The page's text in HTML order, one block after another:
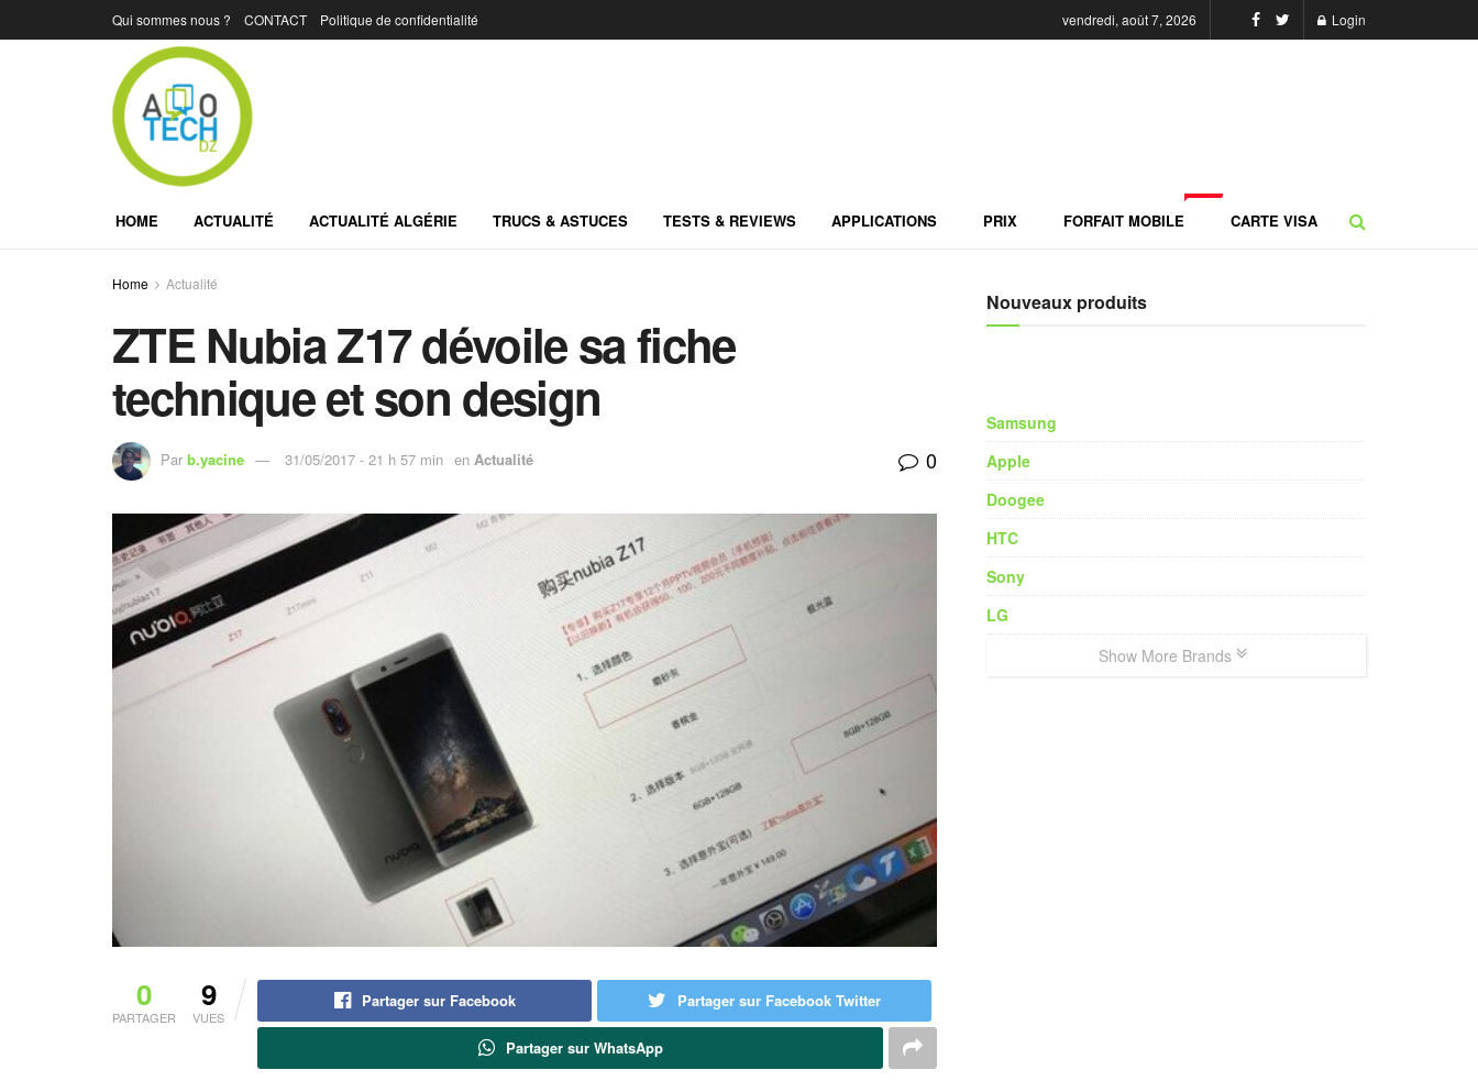
Qui sommes nous ? CONTACT Politique de confidentialité vendredi, août 7, 2026 Login
HOME ACTUALITÉ ACTUALITÉ ALGÉRIE TRUCS & ASTUCES TESTS & REVIEWS APPLICATIONS PRIX FORFAIT MOBILE CARTE VISA
Home Actualité
ZTE Nubia Z17 dévoile sa fiche
technique et son design
Par b.yacine 31/05/2017 - 21 h 57 min en Actualité 0
0
PARTAGER
9
VUES
Partager sur Facebook Partager sur Facebook Twitter
Partager sur WhatsApp
Nouveaux produits
Samsung
Apple
Doogee
HTC
Sony
LG
Show More Brands